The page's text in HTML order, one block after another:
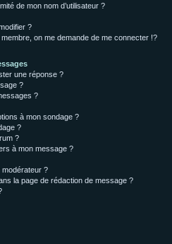
de mon nom d’utilisateur ?
?
membre, on me demande de me connecter !?
une réponse ?
?
?
à mon sondage ?
?
?
à mon message ?
?
la page de rédaction de message ?